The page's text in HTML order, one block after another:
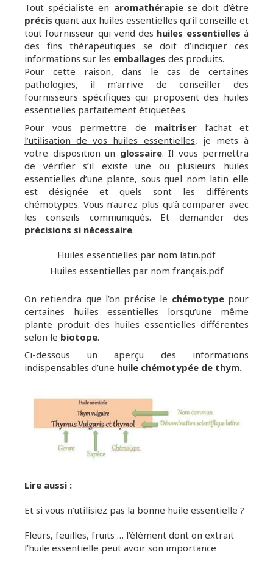
Tout spécialiste en aromathérapiese doit d’être
précis quant aux huiles essentielles qu’il conseille et
tout fournisseur qui vend des huiles essentielles à
des fins thérapeutiques se doit d’indiquer ces
informations sur les emballages des produits.
Pour cette raison, dans le cas de certaines
pathologies, il m’arrive de conseiller des
fournisseurs spécifiques qui proposent des huiles
essentielles parfaitement étiquetées.
Pour vous permettre de maitriserl’achat et
l’utilisation de vos huiles essentielles, je mets à
votre disposition un glossaire. Il vous permettra
de vérifier s’il existe une ou plusieurs huiles
essentielles d’une plante, sous quel nom latin elle
est désignée et quels sont les différents
chémotypes. Vous n’aurez plus qu’à comparer avec
les conseils communiqués. Et demander des
précisions si nécessaire.
Huiles essentielles par nom latin.pdf
Huiles essentielles par nom français.pdf
On retiendra que l’on précise le chémotypepour
certaines huiles essentielles lorsqu’une même
plante produit des huiles essentielles différentes
selon le biotope.
Ci-dessous un aperçu des informations
indispensables d’une huile chémotypée de thym.
Lire aussi :
Et si vous n’utilisiez pas la bonne huile essentielle ?
Fleurs, feuilles, fruits … l’élément dont on extrait
l’huile essentielle peut avoir son importance